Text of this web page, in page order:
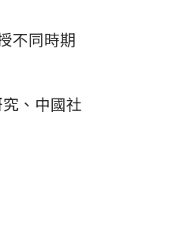
不同時期
、中國社